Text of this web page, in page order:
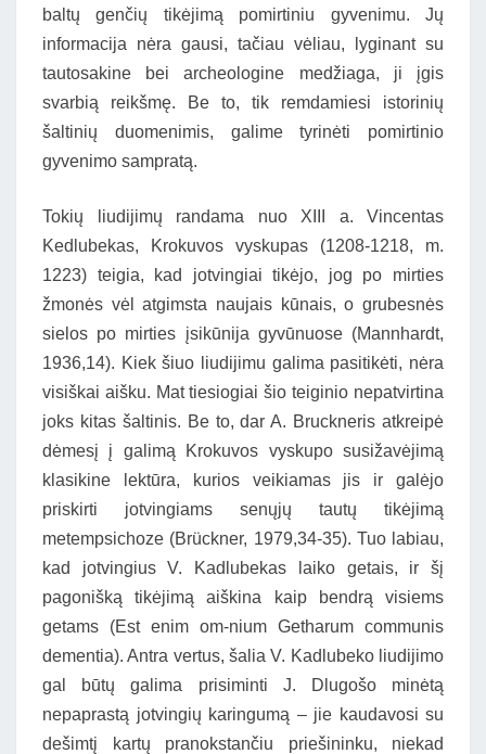
baltų genčių tikėjimą pomirtiniu gyvenimu. Jų
informacija nėra gausi, tačiau vėliau, lyginant su
tautosakine bei archeologine medžiaga, ji įgis
svarbią reikšmę. Be to, tik remdamiesi istorinių
šaltinių duomenimis, galime tyrinėti pomirtinio
gyvenimo sampratą.
Tokių liudijimų randama nuo XIII a. Vincentas
Kedlubekas, Krokuvos vyskupas (1208-1218, m.
1223) teigia, kad jotvingiai tikėjo, jog po mirties
žmonės vėl atgimsta naujais kūnais, o grubesnės
sielos po mirties įsikūnija gyvūnuose (Mannhardt,
1936,14). Kiek šiuo liudijimu galima pasitikėti, nėra
visiškai aišku. Mat tiesiogiai šio teiginio nepatvirtina
joks kitas šaltinis. Be to, dar A. Bruckneris atkreipė
dėmesį į galimą Krokuvos vyskupo susižavėjimą
klasikine lektūra, kurios veikiamas jis ir galėjo
priskirti jotvingiams senųjų tautų tikėjimą
metempsichoze (Brückner, 1979,34-35). Tuo labiau,
kad jotvingius V. Kadlubekas laiko getais, ir šį
pagonišką tikėjimą aiškina kaip bendrą visiems
getams (Est enim om-nium Getharum communis
dementia). Antra vertus, šalia V. Kadlubeko liudijimo
gal būtų galima prisiminti J. Dlugošo minėtą
nepaprastą jotvingių karingumą – jie kaudavosi su
dešimtį kartų pranokstančiu priešininku, niekad